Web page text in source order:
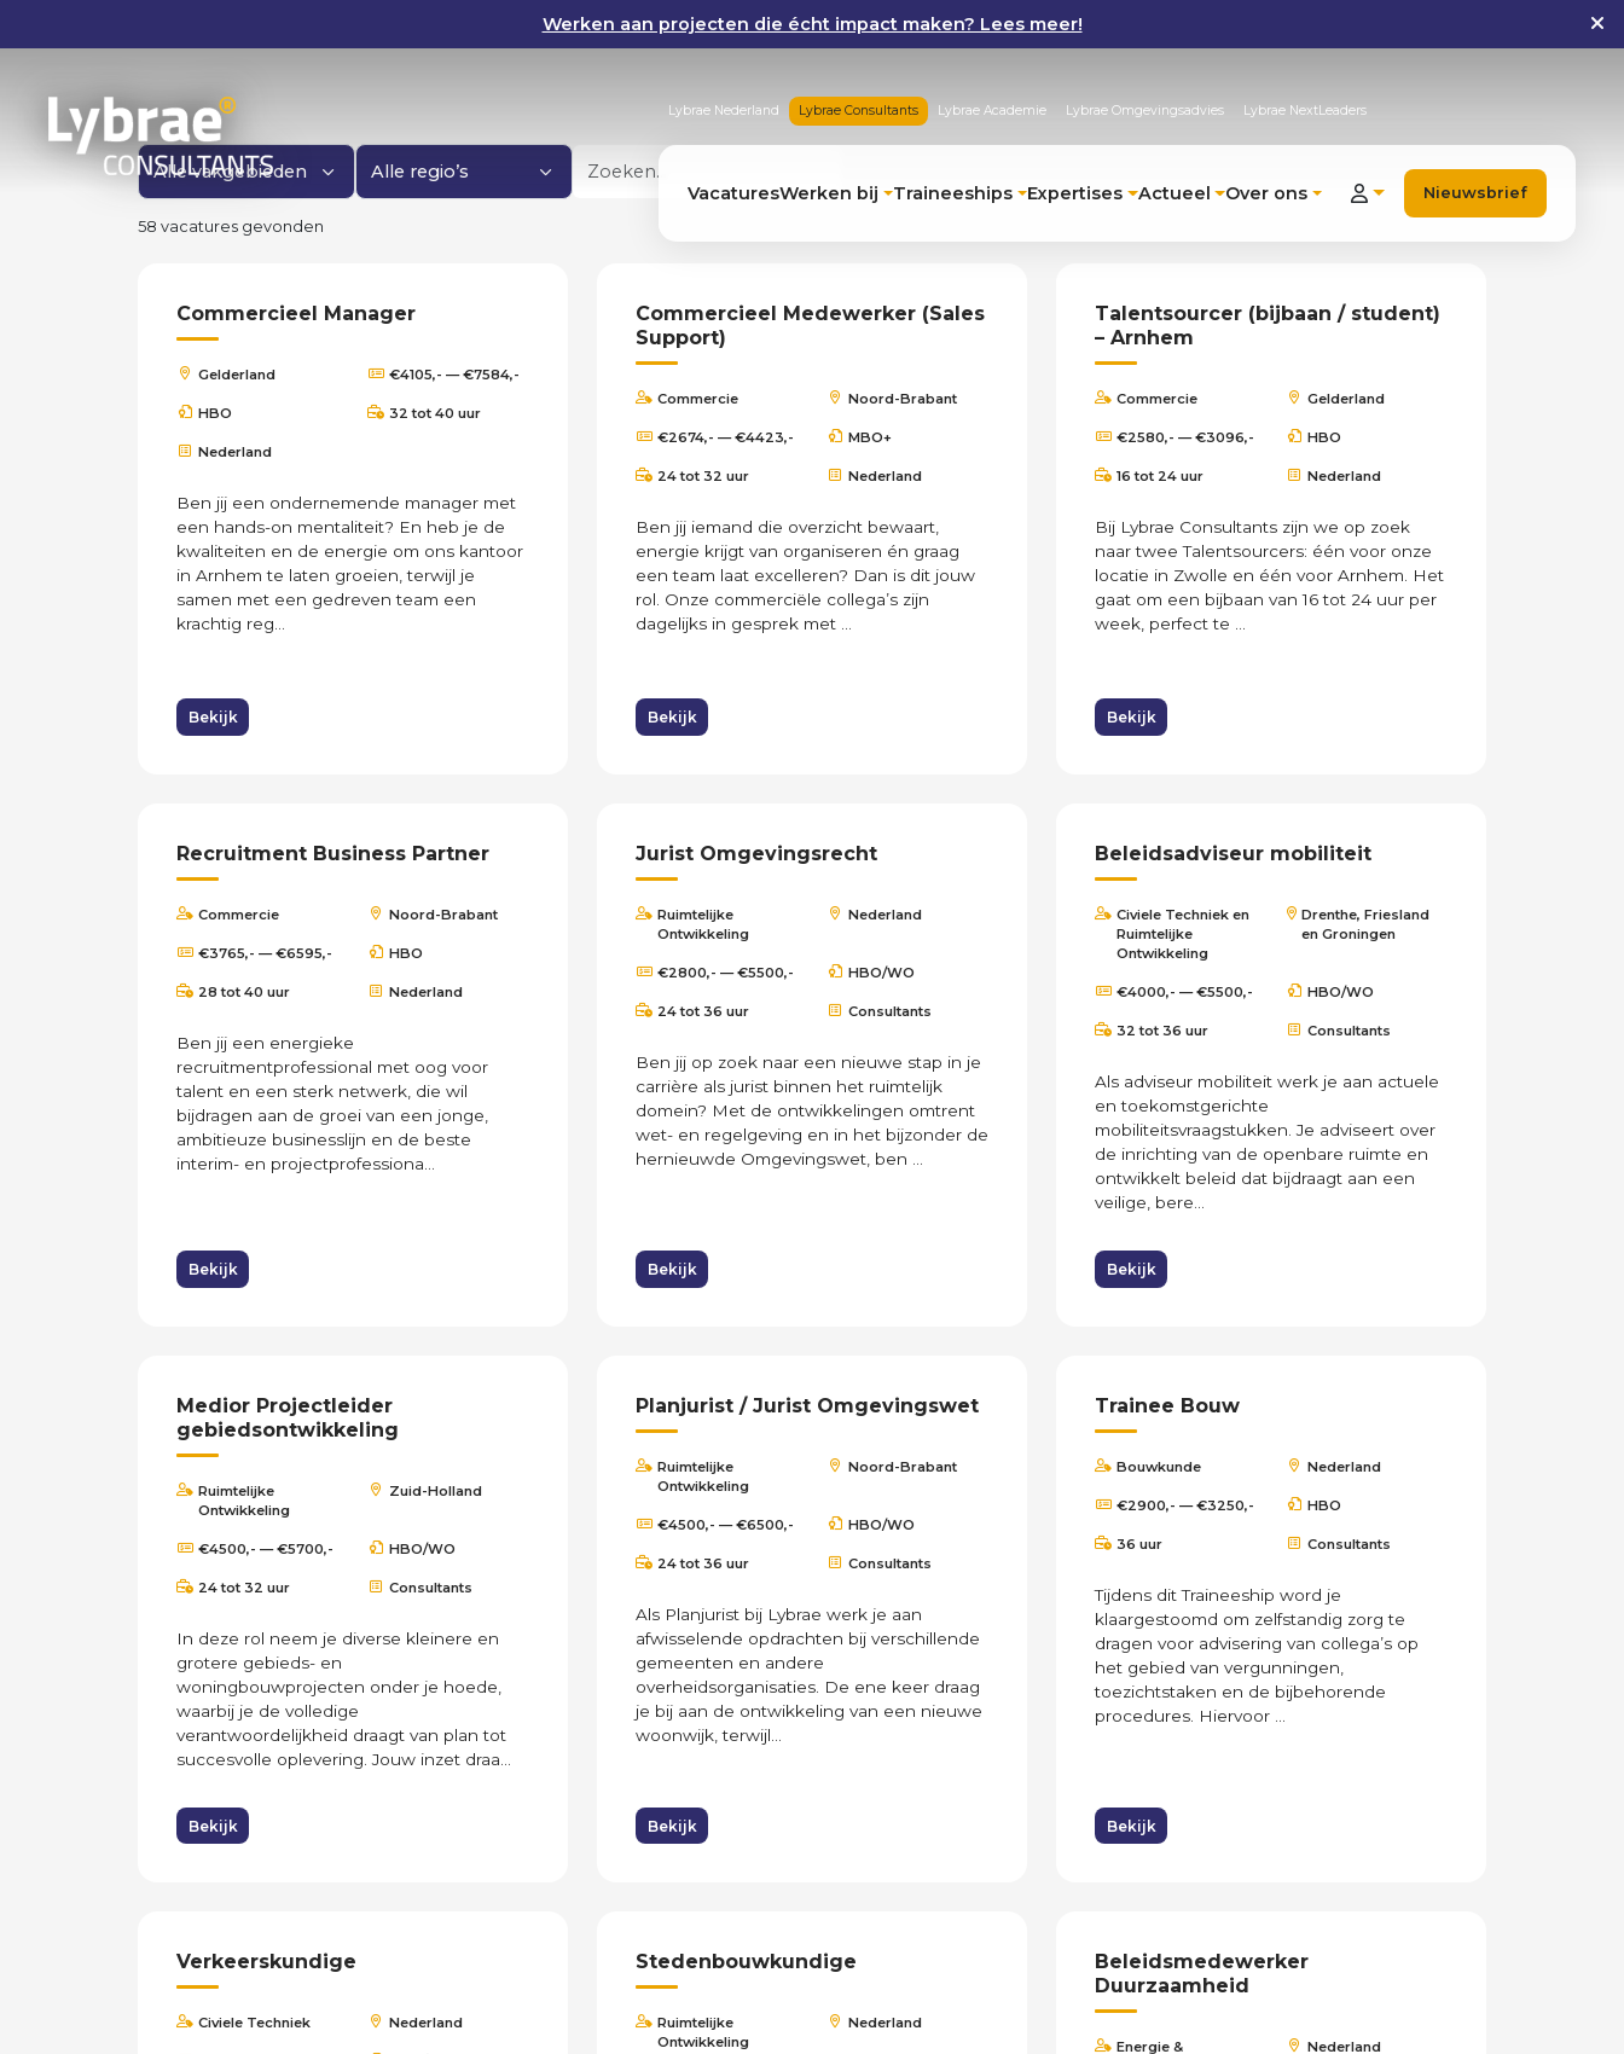
Werken aan projecten die écht impact maken? Lees meer!
Lybrae Nederland Lybrae Consultants Lybrae Academie Lybrae Omgevingsadvies Lybrae NextLeaders
VacaturesWerken bij Traineeships Expertises Actueel Over ons Nieuwsbrief
Filter op vakgebied
Filter op regio
Zoeken
58 vacatures gevonden
Commercieel Manager
Gelderland €4105,- — €7584,-
HBO 32 tot 40 uur
Nederland
Ben jij een ondernemende manager met
een hands-on mentaliteit? En heb je de
kwaliteiten en de energie om ons kantoor
in Arnhem te laten groeien, terwijl je
samen met een gedreven team een
krachtig reg...
Bekijk
Commercieel Medewerker (Sales
Support)
Commercie Noord-Brabant
€2674,- — €4423,- MBO+
24 tot 32 uur Nederland
Ben jij iemand die overzicht bewaart,
energie krijgt van organiseren én graag
een team laat excelleren? Dan is dit jouw
rol. Onze commerciële collega’s zijn
dagelijks in gesprek met ...
Bekijk
Talentsourcer (bijbaan / student)
– Arnhem
Commercie Gelderland
€2580,- — €3096,- HBO
16 tot 24 uur Nederland
Bij Lybrae Consultants zijn we op zoek
naar twee Talentsourcers: één voor onze
locatie in Zwolle en één voor Arnhem. Het
gaat om een bijbaan van 16 tot 24 uur per
week, perfect te ...
Bekijk
Recruitment Business Partner
Commercie Noord-Brabant
€3765,- — €6595,- HBO
28 tot 40 uur Nederland
Ben jij een energieke
recruitmentprofessional met oog voor
talent en een sterk netwerk, die wil
bijdragen aan de groei van een jonge,
ambitieuze businesslijn en de beste
interim- en projectprofessiona...
Bekijk
Jurist Omgevingsrecht
Ruimtelijke
Ontwikkeling
Nederland
€2800,- — €5500,- HBO/WO
24 tot 36 uur Consultants
Ben jij op zoek naar een nieuwe stap in je
carrière als jurist binnen het ruimtelijk
domein? Met de ontwikkelingen omtrent
wet- en regelgeving en in het bijzonder de
hernieuwde Omgevingswet, ben ...
Bekijk
Beleidsadviseur mobiliteit
Civiele Techniek en
Ruimtelijke
Ontwikkeling
Drenthe, Friesland
en Groningen
€4000,- — €5500,- HBO/WO
32 tot 36 uur Consultants
Als adviseur mobiliteit werk je aan actuele
en toekomstgerichte
mobiliteitsvraagstukken. Je adviseert over
de inrichting van de openbare ruimte en
ontwikkelt beleid dat bijdraagt aan een
veilige, bere...
Bekijk
Medior Projectleider
gebiedsontwikkeling
Ruimtelijke
Ontwikkeling
Zuid-Holland
€4500,- — €5700,- HBO/WO
24 tot 32 uur Consultants
In deze rol neem je diverse kleinere en
grotere gebieds- en
woningbouwprojecten onder je hoede,
waarbij je de volledige
verantwoordelijkheid draagt van plan tot
succesvolle oplevering. Jouw inzet draa...
Bekijk
Planjurist / Jurist Omgevingswet
Ruimtelijke
Ontwikkeling
Noord-Brabant
€4500,- — €6500,- HBO/WO
24 tot 36 uur Consultants
Als Planjurist bij Lybrae werk je aan
afwisselende opdrachten bij verschillende
gemeenten en andere
overheidsorganisaties. De ene keer draag
je bij aan de ontwikkeling van een nieuwe
woonwijk, terwijl...
Bekijk
Trainee Bouw
Bouwkunde Nederland
€2900,- — €3250,- HBO
36 uur Consultants
Tijdens dit Traineeship word je
klaargestoomd om zelfstandig zorg te
dragen voor advisering van collega’s op
het gebied van vergunningen,
toezichtstaken en de bijbehorende
procedures. Hiervoor ...
Bekijk
Verkeerskundige
Civiele Techniek Nederland
Stedenbouwkundige
Ruimtelijke
Ontwikkeling
Nederland
Beleidsmedewerker
Duurzaamheid
Energie &
Nederland